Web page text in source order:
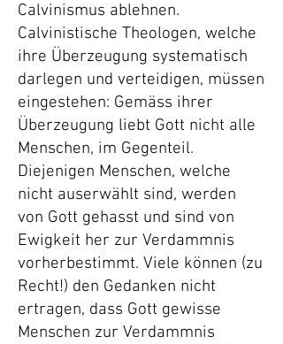
Calvinismus ablehnen.
Calvinistische Theologen, welche
ihre Überzeugung systematisch
darlegen und verteidigen, müssen
eingestehen: Gemäss ihrer
Überzeugung liebt Gott nicht alle
Menschen, im Gegenteil.
Diejenigen Menschen, welche
nicht auserwählt sind, werden
von Gott gehasst und sind von
Ewigkeit her zur Verdammnis
vorherbestimmt. Viele können (zu
Recht!) den Gedanken nicht
ertragen, dass Gott gewisse
Menschen zur Verdammnis